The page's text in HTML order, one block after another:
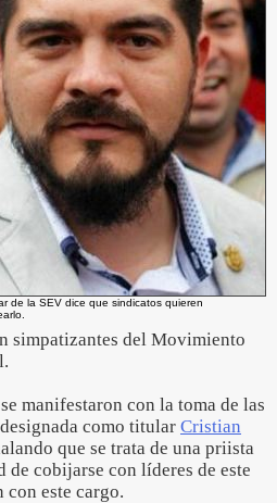
de la SEV dice que sindicatos quieren
simpatizantes del Movimiento
manifestaron con la toma de las
como titular Cristian
que se trata de una priista
cobijarse con líderes de este
este cargo.